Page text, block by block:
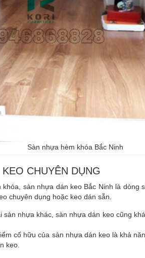
Sàn nhựa hèm khóa Bắc Ninh
CHUYÊN DỤNG
khóa, sàn nhựa dán keo Bắc Ninh là
chuyên dụng hoặc keo dán sẵn.
sàn nhựa khác, sàn nhựa dán keo cũng
cố hữu của sàn nhựa dán keo là khả
keo.